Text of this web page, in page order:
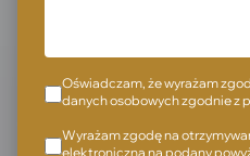
Oświadczam, że wyrażam
danych osobowych zgodnie z
Wyrażam zgodę na
elektroniczną na podany